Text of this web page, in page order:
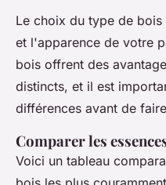
Le choix du type de
et l'apparence de votre
bois offrent des
distincts, et il est
différences avant de
Comparer les
Voici un tableau